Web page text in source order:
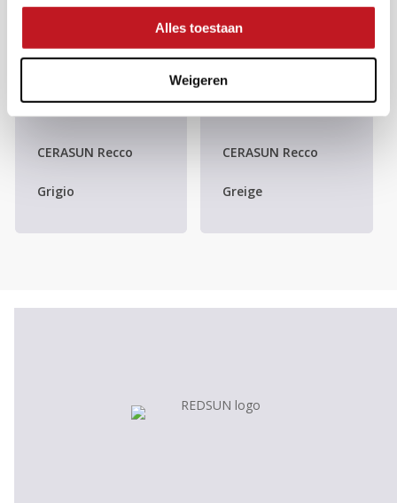
Alles toestaan
Weigeren
CERASUN Recco
Grigio
CERASUN Recco
Greige